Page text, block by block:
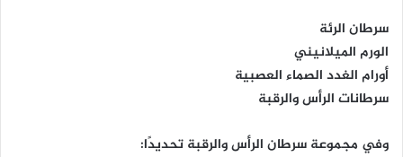
سرطان الرئة
الورم الميلانيني
أورام الغدد الصماء العصبية
سرطانات الرأس والرقبة
وفي مجموعة سرطان الرأس والرقبة تحديدًا: